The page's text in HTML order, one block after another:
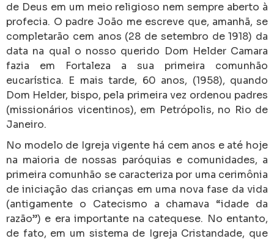
de Deus em um meio religioso nem sempre aberto à
profecia. O padre João me escreve que, amanhã, se
completarão cem anos (28 de setembro de 1918) da
data na qual o nosso querido Dom Helder Camara
fazia em Fortaleza a sua primeira comunhão
eucarística. E mais tarde, 60 anos, (1958), quando
Dom Helder, bispo, pela primeira vez ordenou padres
(missionários vicentinos), em Petrópolis, no Rio de
Janeiro.
No modelo de Igreja vigente há cem anos e até hoje
na maioria de nossas paróquias e comunidades, a
primeira comunhão se caracteriza por uma cerimônia
de iniciação das crianças em uma nova fase da vida
(antigamente o Catecismo a chamava “idade da
razão”) e era importante na catequese. No entanto,
de fato, em um sistema de Igreja Cristandade, que